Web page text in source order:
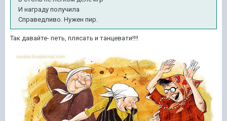
И награду получила
Справедливо. Нужен пир.
Так давайте- петь, плясать и танцевати!!!!